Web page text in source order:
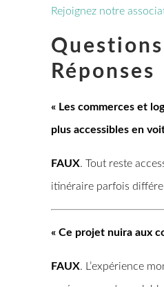
Rejoignez notre
Réponses
« Les commerces et
plus accessibles en
FAUX. Tout reste
itinéraire parfois
« Ce projet nuira aux
FAUX. L’expérience